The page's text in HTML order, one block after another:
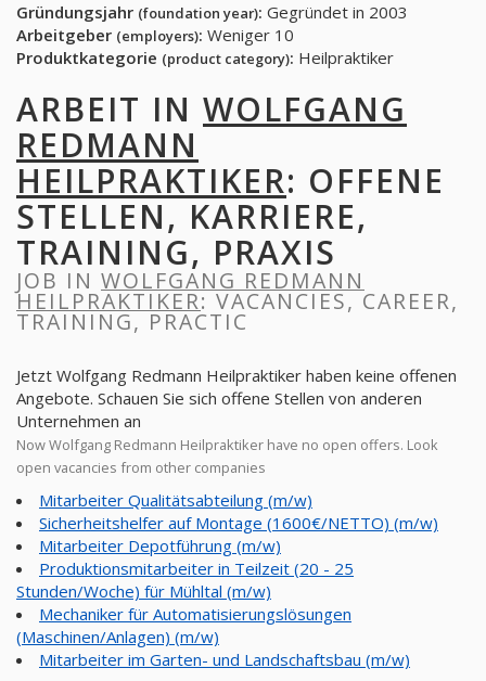
Gründungsjahr (foundation year): Gegründet in 2003
Arbeitgeber (employers): Weniger 10
Produktkategorie (product category): Heilpraktiker
ARBEIT IN WOLFGANG
REDMANN
HEILPRAKTIKER: OFFENE
STELLEN, KARRIERE,
TRAINING, PRAXIS
JOB IN WOLFGANG REDMANN
HEILPRAKTIKER: VACANCIES, CAREER,
TRAINING, PRACTIC
Jetzt Wolfgang Redmann Heilpraktiker haben keine offenen
Angebote. Schauen Sie sich offene Stellen von anderen
Unternehmen an
Now Wolfgang Redmann Heilpraktiker have no open offers. Look
open vacancies from other companies
Mitarbeiter Qualitätsabteilung (m/w)
Sicherheitshelfer auf Montage (1600€/NETTO) (m/w)
Mitarbeiter Depotführung (m/w)
Produktionsmitarbeiter in Teilzeit (20 - 25
Stunden/Woche) für Mühltal (m/w)
Mechaniker für Automatisierungslösungen
(Maschinen/Anlagen) (m/w)
Mitarbeiter im Garten- und Landschaftsbau (m/w)